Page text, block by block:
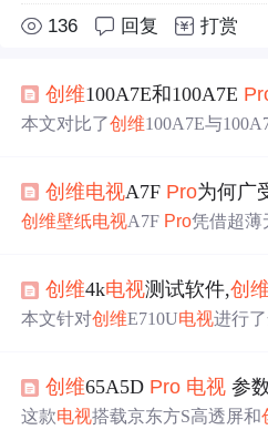
136 回复 打赏
创维100A7E和100A7E
本文对比了创维100A7E与
z超高刷，且Pro版有智慧酷管
创维电视A7F Pro为何广
创维壁纸电视A7F Pro凭借超薄
现与抗反射屏幕技术，兼顾视
定义高端壁纸电视标准。
创维4k电视测试软件,创
本文针对创维E710U电视进行
置。创维65A5D Pro 电视 参
这款电视搭载京东方S高透屏和